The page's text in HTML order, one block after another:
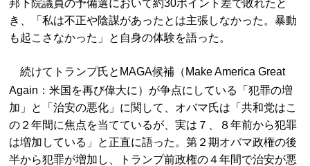
邦下院議員の予備選において約30ポイント差で敗れたと
き、「私は不正や陰謀があったとは主張しなかった。暴動
も起こさなかった」と自身の体験を語った。
続けて トランプ氏とMAGA候補（Make America Great
Again：米国を再び偉大に）が争点にしている「犯罪の増
加」
と「治安の悪化」に関して、オバマ氏は「共和党はこ
の２年間に焦点を当てているが、実は７、８年前から犯罪
は増加している」
と正直に語った。第２期オバマ政権の後
半から犯罪が増加し、
トランプ前政権の４年間で治安が悪